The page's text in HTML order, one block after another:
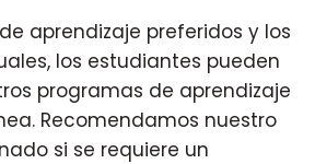
aprendizaje preferidos y los
los estudiantes pueden
programas de aprendizaje
Recomendamos nuestro
si se requiere un